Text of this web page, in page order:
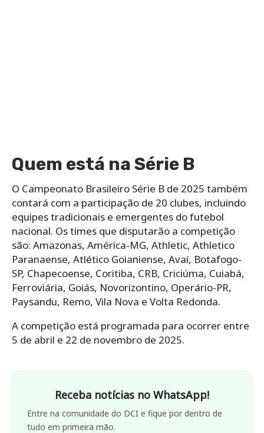
Quem está na Série B
O Campeonato Brasileiro Série B de 2025 também
contará com a participação de 20 clubes, incluindo
equipes tradicionais e emergentes do futebol
nacional. Os times que disputarão a competição
são: Amazonas, América-MG, Athletic, Athletico
Paranaense, Atlético Goianiense, Avaí, Botafogo-
SP, Chapecoense, Coritiba, CRB, Criciúma, Cuiabá,
Ferroviária, Goiás, Novorizontino, Operário-PR,
Paysandu, Remo, Vila Nova e Volta Redonda.
A competição está programada para ocorrer entre
5 de abril e 22 de novembro de 2025.
Receba notícias no WhatsApp!
Entre na comunidade do DCI e fique por dentro de
tudo em primeira mão.